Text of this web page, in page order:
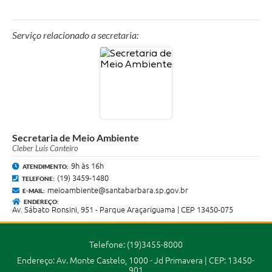
Agenda
Serviço relacionado a secretaria:
Secretaria de Meio Ambiente
Cleber Luis Canteiro
ATENDIMENTO: 9h às 16h
TELEFONE: (19) 3459-1480
E-MAIL: meioambiente@santabarbara.sp.gov.br
ENDEREÇO:
Av. Sábato Ronsini, 951 - Parque Araçariguama | CEP 13450-075
Telefone: (19)3455-8000
Endereço: Av. Monte Castelo, 1000 - Jd Primavera | CEP: 13450-